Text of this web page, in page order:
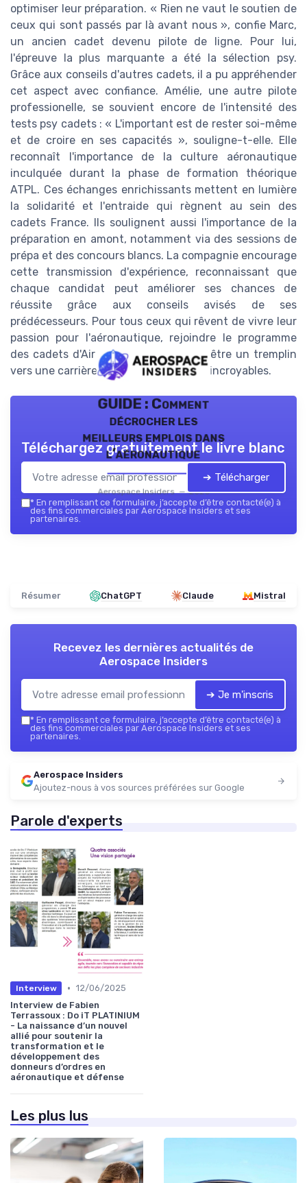
optimiser leur préparation. « Rien ne vaut le soutien de
ceux qui sont passés par là avant nous », confie Marc,
un ancien cadet devenu pilote de ligne. Pour lui,
l'épreuve la plus marquante a été la sélection psy.
Grâce aux conseils d'autres cadets, il a pu appréhender
cet aspect avec confiance. Amélie, une autre pilote
professionelle, se souvient encore de l'intensité des
tests psy cadets : « L'important est de rester soi-même
et de croire en ses capacités », souligne-t-elle. Elle
reconnaît l'importance de la culture aéronautique
inculquée durant la phase de formation théorique
ATPL. Ces échanges enrichissants mettent en lumière
la solidarité et l'entraide qui règnent au sein des
cadets France. Ils soulignent aussi l'importance de la
préparation en amont, notamment via des sessions de
prépa et des concours blancs. La compagnie encourage
cette transmission d'expérience, reconnaissant que
chaque candidat peut améliorer ses chances de
réussite grâce aux conseils avisés de ses
prédécesseurs. Pour tous ceux qui rêvent de vivre leur
passion pour l'aéronautique, rejoindre le programme
des cadets d'Air France pourrait bien être un tremplin
vers une carrière riche en expériences incroyables.
GUIDE : Comment
décrocher les
meilleurs emplois dans
l’aéronautique
Aerospace Insiders — 2026
Téléchargez gratuitement le livre blanc
➔ Télécharger
* En remplissant ce formulaire, j’accepte d’être contacté(e) à
des fins commerciales par Aerospace Insiders et ses
partenaires.
Résumer ChatGPT Claude Mistral
Recevez les dernières actualités de
Aerospace Insiders
➔ Je m'inscris
* En remplissant ce formulaire, j’accepte d’être contacté(e) à
des fins commerciales par Aerospace Insiders et ses
partenaires.
Aerospace Insiders
Ajoutez-nous à vos sources préférées sur Google
Parole d'experts
Interview • 12/06/2025
Interview de Fabien
Terrassoux : Do iT PLATINIUM
- La naissance d’un nouvel
allié pour soutenir la
transformation et le
développement des
donneurs d’ordres en
aéronautique et défense
Les plus lus